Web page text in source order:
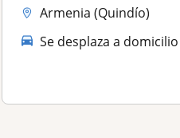
Armenia (Quindío)
Se desplaza a domicilio